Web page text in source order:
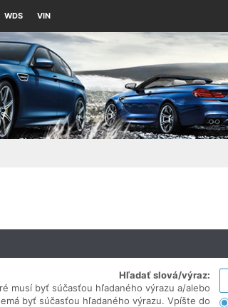
WDS VIN
Hľadať slová/výraz:
musí byť súčasťou hľadaného výrazu a/alebo
byť súčasťou hľadaného výrazu. Vpíšte do